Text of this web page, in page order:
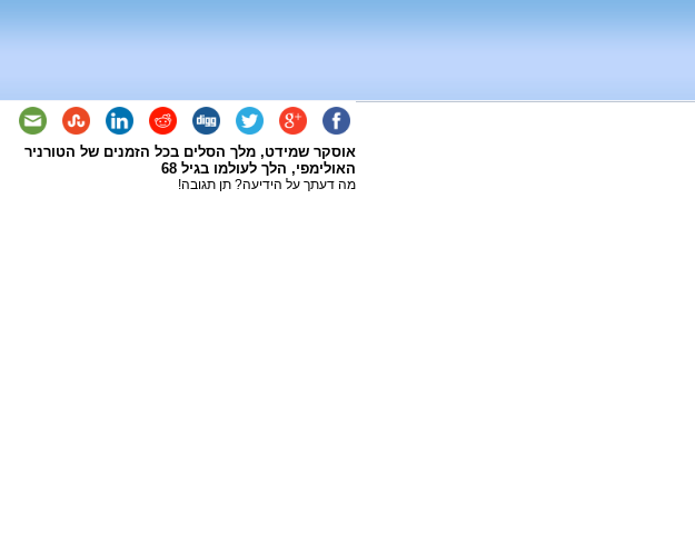
אוסקר שמידט, מלך הסלים בכל הזמנים של הטורניר
האולימפי, הלך לעולמו בגיל 68
מה דעתך על הידיעה? תן תגובה!